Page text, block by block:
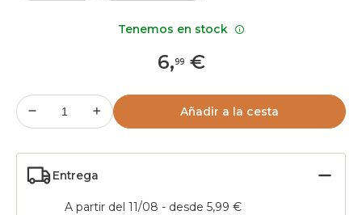
6,99€
Añadir a la cesta
Entrega
A partir del 11/08 - desde 5,99 €